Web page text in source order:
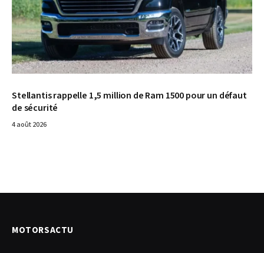
Stellantis rappelle 1,5 million de Ram 1500 pour un défaut
de sécurité
4 août 2026
MOTORSACTU